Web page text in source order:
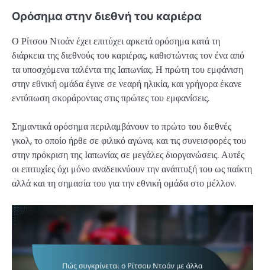
Ορόσημα στην διεθνή του καριέρα
Ο Ρίτσου Ντοάν έχει επιτύχει αρκετά ορόσημα κατά τη
διάρκεια της διεθνούς του καριέρας, καθιστώντας τον ένα από
τα υποσχόμενα ταλέντα της Ιαπωνίας. Η πρώτη του εμφάνιση
στην εθνική ομάδα έγινε σε νεαρή ηλικία, και γρήγορα έκανε
εντύπωση σκοράροντας στις πρώτες του εμφανίσεις.
Σημαντικά ορόσημα περιλαμβάνουν το πρώτο του διεθνές
γκολ, το οποίο ήρθε σε φιλικό αγώνα, και τις συνεισφορές του
στην πρόκριση της Ιαπωνίας σε μεγάλες διοργανώσεις. Αυτές
οι επιτυχίες όχι μόνο αναδεικνύουν την ανάπτυξή του ως παίκτη
αλλά και τη σημασία του για την εθνική ομάδα στο μέλλον.